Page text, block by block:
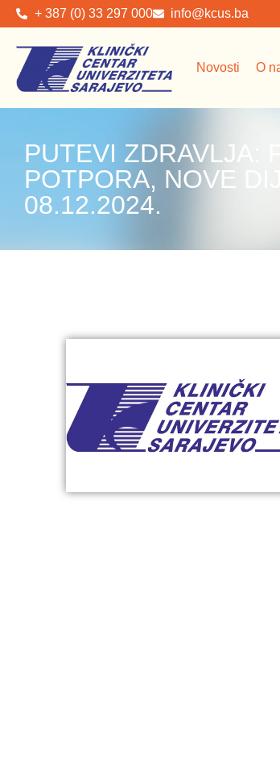
+ 387 (0) 33 297 000 info@kcus.ba
Novosti O
PUTEVI ZDRAVLJA:
POTPORA, NOVE
08.12.2024.